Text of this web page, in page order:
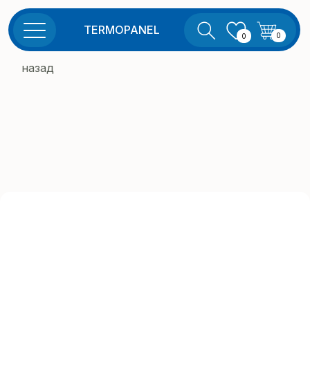
0
TERMOPANEL
назад